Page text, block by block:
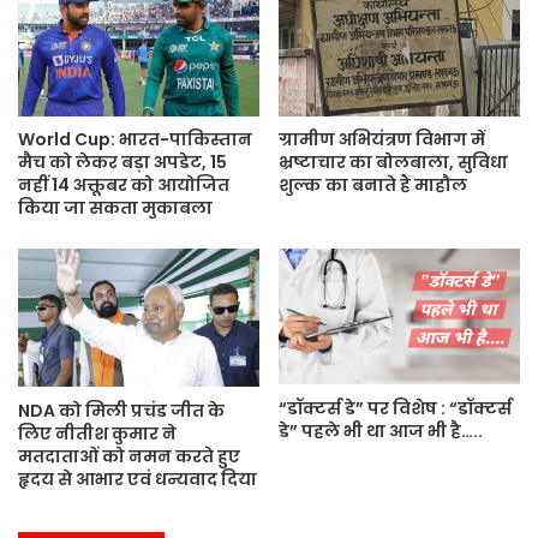
t
e
World Cup: भारत-पाकिस्तान
मैच को लेकर बड़ा अपडेट, 15
नहीं 14 अक्तूबर को आयोजित
किया जा सकता मुकाबला
ग्रामीण अभियंत्रण विभाग में
भ्रष्टाचार का बोलबाला, सुविधा
शुल्क का बनाते हैं माहौल
NDA को मिली प्रचंड जीत के
लिए नीतीश कुमार ने
मतदाताओं को नमन करते हुए
हृदय से आभार एवं धन्यवाद दिया
“डॉक्टर्स डे” पर विशेष : “डॉक्टर्स
डे” पहले भी था आज भी है…..